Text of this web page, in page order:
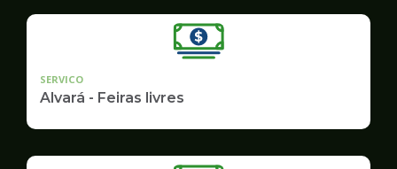
SERVICO
Alvará - Feiras livres